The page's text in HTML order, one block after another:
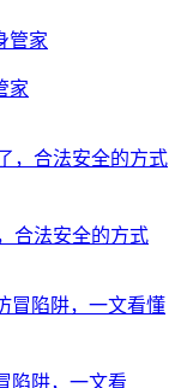
家
合法安全的方式
陷阱，一文看